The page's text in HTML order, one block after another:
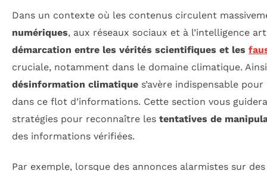
Dans un contexte où les contenus circulent
numériques, aux réseaux sociaux et à l’intelligence
démarcation entre les vérités scientifiques et les
cruciale, notamment dans le domaine climatique.
désinformation climatique s’avère indispensable
dans ce flot d’informations. Cette section vous
stratégies pour reconnaître les tentatives de
des informations vérifiées.
Par exemple, lorsque des annonces alarmistes sur